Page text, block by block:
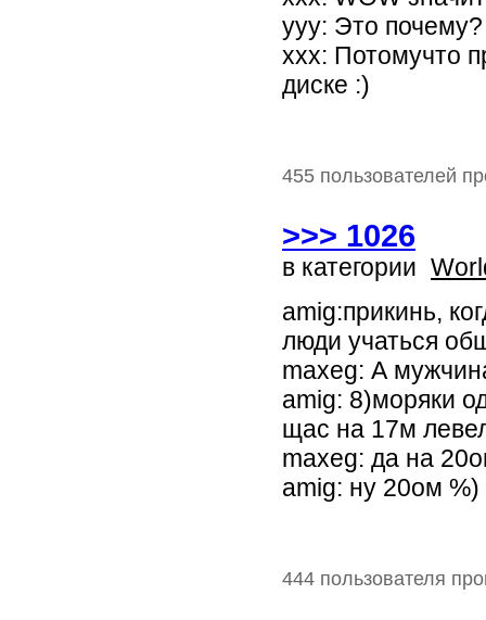
yyy: Это почему?
xxx: Потомучто
диске :)
455 пользователей
>>> 1026
в категории
amig:прикинь,
люди учаться
maxeg: А
amig: 8)моряки
щас на 17м
maxeg: да на
amig: ну 20ом %)
444 пользователя